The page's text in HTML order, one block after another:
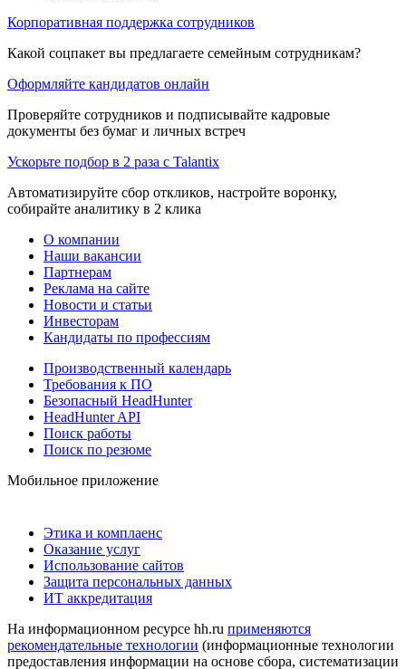
Корпоративная поддержка сотрудников
Какой соцпакет вы предлагаете семейным сотрудникам?
Оформляйте кандидатов онлайн
Проверяйте сотрудников и подписывайте кадровые
документы без бумаг и личных встреч
Ускорьте подбор в 2 раза с Talantix
Автоматизируйте сбор откликов, настройте воронку,
собирайте аналитику в 2 клика
О компании
Наши вакансии
Партнерам
Реклама на сайте
Новости и статьи
Инвесторам
Кандидаты по профессиям
Производственный календарь
Требования к ПО
Безопасный HeadHunter
HeadHunter API
Поиск работы
Поиск по резюме
Мобильное приложение
Этика и комплаенс
Оказание услуг
Использование сайтов
Защита персональных данных
ИТ аккредитация
На информационном ресурсе hh.ru применяются
рекомендательные технологии (информационные технологии
предоставления информации на основе сбора, систематизации